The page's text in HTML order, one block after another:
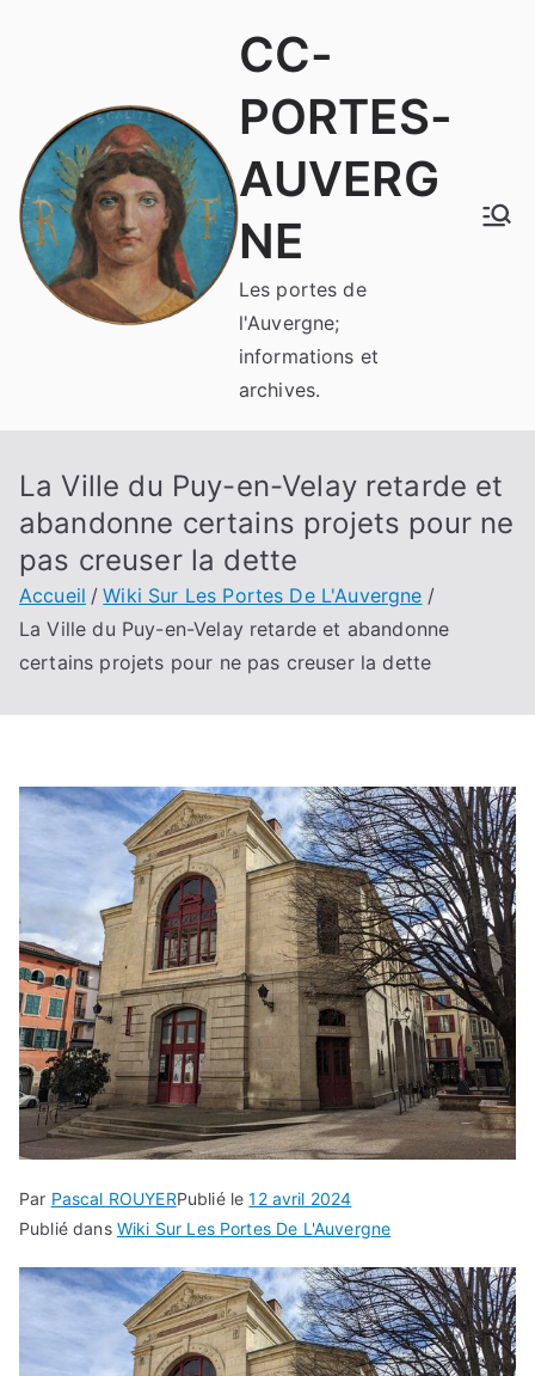
CC-
PORTES-
AUVERG
NE
Les portes de
l'Auvergne;
informations et
archives.
La Ville du Puy-en-Velay retarde et
abandonne certains projets pour ne
pas creuser la dette
Accueil
Wiki Sur Les Portes De L'Auvergne
La Ville du Puy-en-Velay retarde et abandonne
certains projets pour ne pas creuser la dette
Par Pascal ROUYERPublié le12 avril 2024
Publié dans Wiki Sur Les Portes De L'Auvergne